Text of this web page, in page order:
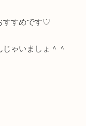
すすめです♡
ゃいましょ＾＾